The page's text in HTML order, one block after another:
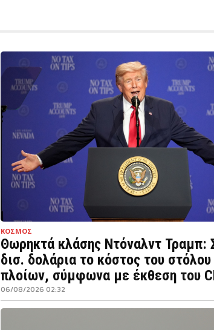
ΚΟΣΜΟΣ
Θωρηκτά κλάσης Ντόναλντ Τραμπ:
δισ. δολάρια το κόστος του
πλοίων, σύμφωνα με έκθεση του
06/08/2026 02:32